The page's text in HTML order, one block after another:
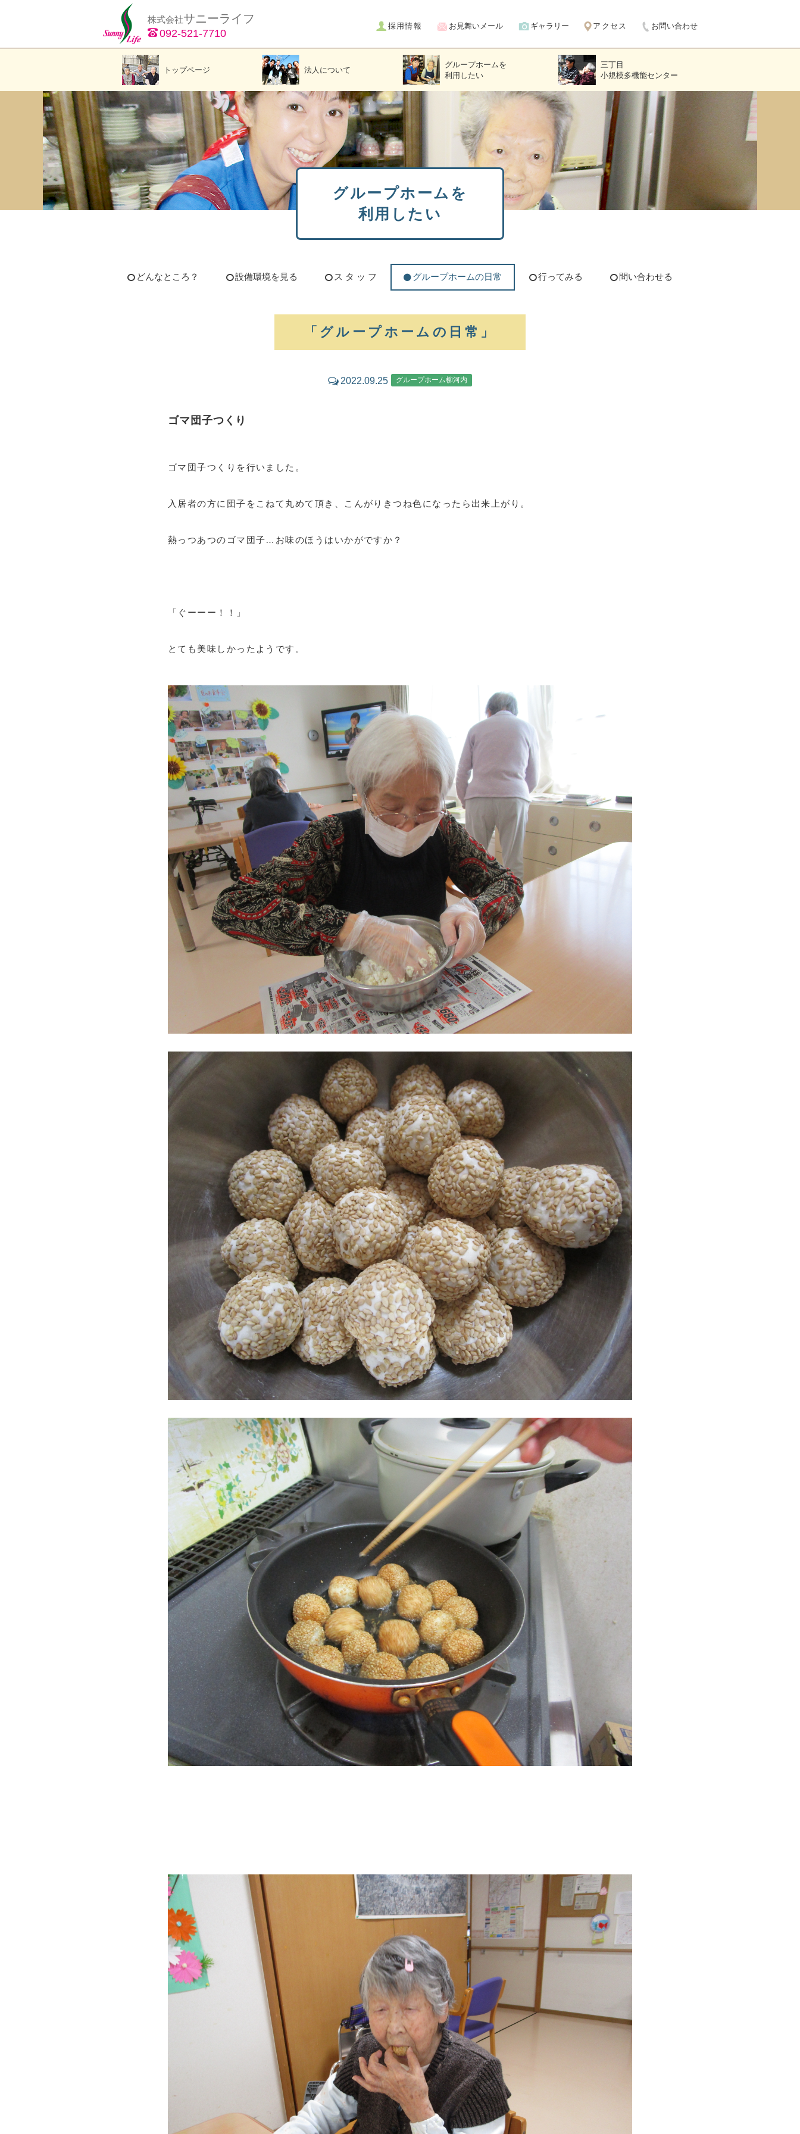
株式会社サニーライフ
092-521-7710
採用情報 お見舞いメール ギャラリー アクセス お問い合わせ
トップページ 法人について
グループホームを
利用したい
三丁目
小規模多機能センター
グループホームを
利用したい
どんなところ？ 設備環境を見る ス タ ッ フ グループホームの日常 行ってみる 問い合わせる
「グループホームの日常」
2022.09.25 グループホーム柳河内
ゴマ団子つくり
ゴマ団子つくりを行いました。
入居者の方に団子をこねて丸めて頂き、こんがりきつね色になったら出来上がり。
熱っつあつのゴマ団子…お味のほうはいかがですか？
「ぐーーー！！」
とても美味しかったようです。